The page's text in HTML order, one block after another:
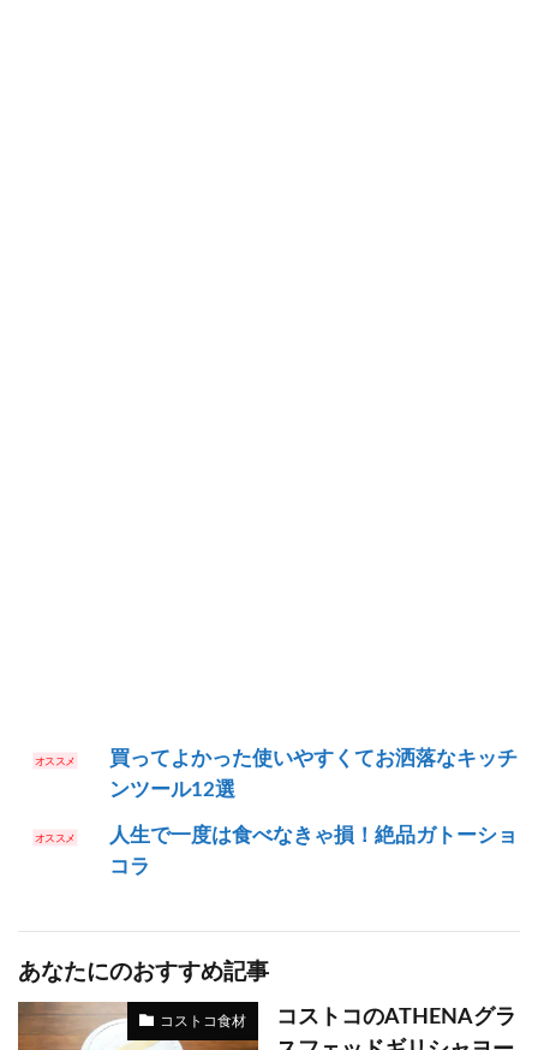
買ってよかった使いやすくてお洒落なキッチ
ンツール12選
人生で一度は食べなきゃ損！絶品ガトーショ
コラ
あなたにのおすすめ記事
コストコ食材
コストコのATHENAグラ